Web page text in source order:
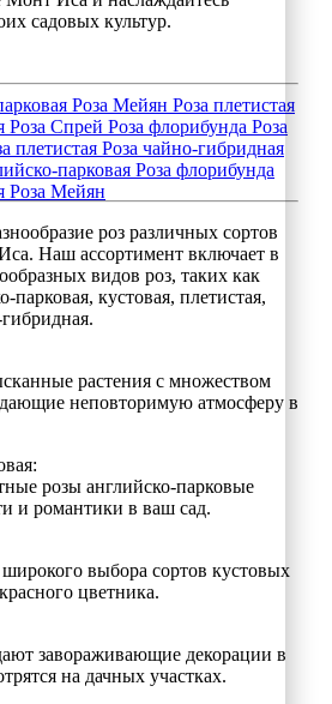
садовых культур.
Роза Мейян Роза плетистая
Роза Спрей Роза флорибунда Роза
плетистая Роза чайно-гибридная
парковая Роза флорибунда
Роза Мейян
роз различных сортов
Наш ассортимент включает в
видов роз, таких как
парковая, кустовая, плетистая,
растения с множеством
неповторимую атмосферу в
розы английско-парковые
и романтики в ваш сад.
выбора сортов кустовых
цветника.
завораживающие декорации в
на дачных участках.